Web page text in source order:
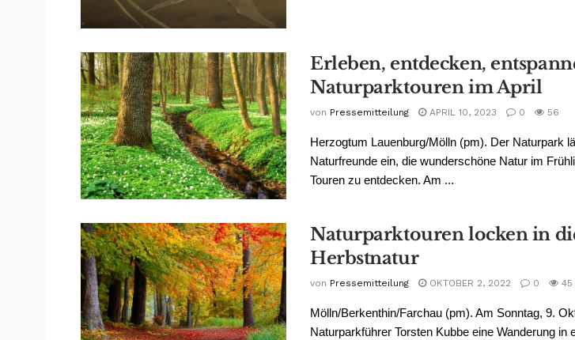
Erleben, entdecken,
Naturparktouren im April
von Pressemitteilung APRIL 10, 2023 0 56
Herzogtum Lauenburg/Mölln (pm). Der Naturpark
Naturfreunde ein, die wunderschöne Natur im
Touren zu entdecken. Am ...
Naturparktouren locken in
Herbstnatur
von Pressemitteilung OKTOBER 2, 2022 0 45
Mölln/Berkenthin/Farchau (pm). Am Sonntag, 9.
Naturparkführer Torsten Kubbe eine Wanderung in